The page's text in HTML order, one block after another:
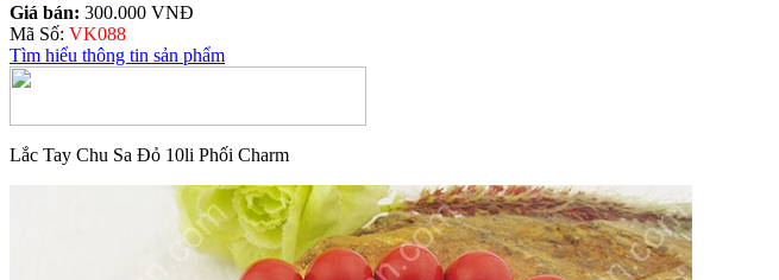
Giá bán: 300.000 VNĐ
Mã Số: VK088
Tìm hiểu thông tin sản phẩm
Lắc Tay Chu Sa Đỏ 10li Phối Charm